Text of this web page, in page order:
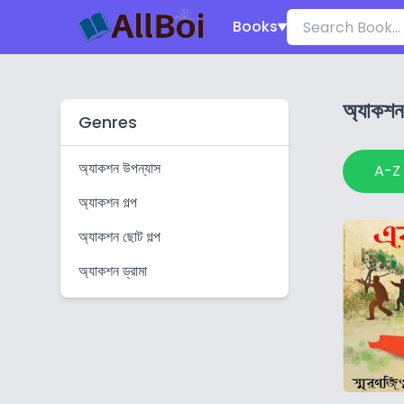
Books
Genres
অ্যাকশন উপন্যাস
অ্যাকশন গল্প
অ্যাকশন ছোট গল্প
অ্যাকশন ড্রামা
অ্যাকশন
A-Z